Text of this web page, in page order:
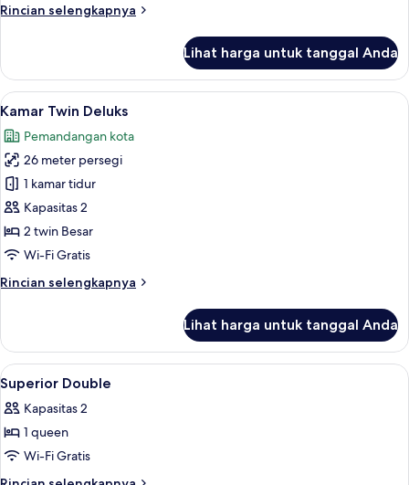
Rincian selengkapnya
Rincian
Kamar
Triple
Keluarga
Lihat harga untuk tanggal Anda
Lihat
semua
foto
untuk
Kamar
Twin
Deluks
Kamar Twin Deluks | Meja kerja, tirai
11
Kamar Twin Deluks
Pemandangan kota
26 meter persegi
1 kamar tidur
Kapasitas 2
2 twin Besar
Wi-Fi Gratis
Rincian selengkapnya
Rincian
Kamar
Twin
Deluks
Lihat harga untuk tanggal Anda
Lihat
semua
foto
untuk
Superior
Double
Meja kerja, tirai kedap cahaya, Wi-Fi
10
Superior Double
Kapasitas 2
1 queen
Wi-Fi Gratis